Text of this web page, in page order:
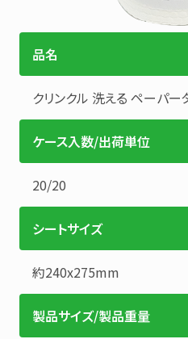
品名
クリンクル 洗える ペーパー
ケース入数/出荷単位
20/20
シートサイズ
約240x275mm
製品サイズ/製品重量